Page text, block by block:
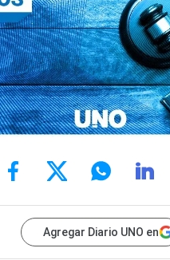
Agregar Diario UNO en